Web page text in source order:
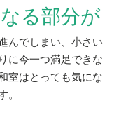
る部分が
んでしまい、小さい
に今一つ満足できな
室はとっても気にな